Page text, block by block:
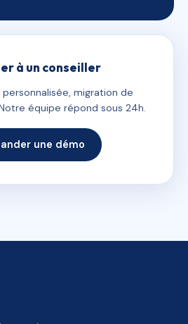
à un conseiller
migration de
équipe répond sous 24h.
une démo